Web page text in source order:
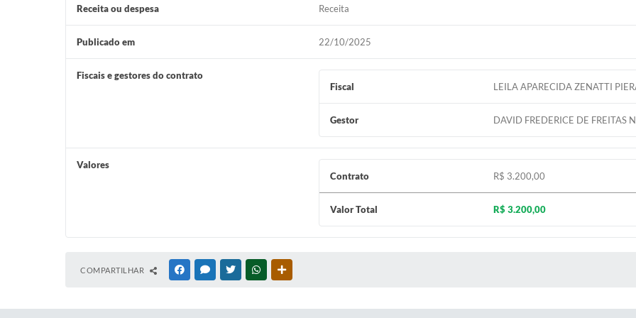
Receita ou despesa Receita
Publicado em 22/10/2025
Fiscais e gestores do contrato
Fiscal
LEILA APARECIDA ZENATTI
Gestor DAVID FREDERICE DE FREITAS
Valores
Contrato
R$ 3.200,00
Valor Total R$ 3.200,00
COMPARTILHAR FACEBOOKMESSENGER
TWITTERWHATSAPP